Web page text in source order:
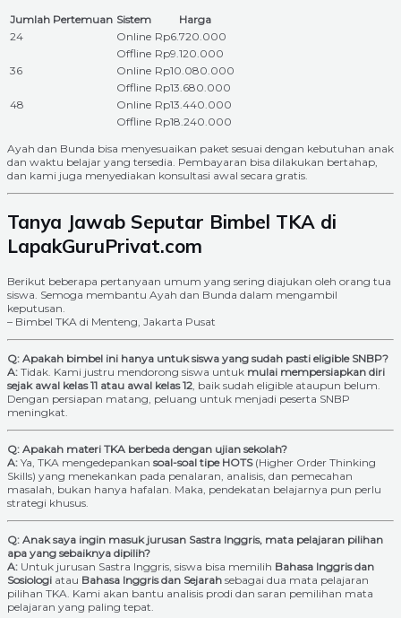
Jumlah Pertemuan Sistem
Harga
24
Online Rp6.720.000
Offline Rp9.120.000
36
Online Rp10.080.000
Offline Rp13.680.000
48
Online Rp13.440.000
Offline Rp18.240.000
Ayah dan Bunda bisa menyesuaikan paket sesuai dengan kebutuhan anak
dan waktu belajar yang tersedia. Pembayaran bisa dilakukan bertahap,
dan kami juga menyediakan konsultasi awal secara gratis.
Tanya Jawab Seputar Bimbel TKA di
LapakGuruPrivat.com
Berikut beberapa pertanyaan umum yang sering diajukan oleh orang tua
siswa. Semoga membantu Ayah dan Bunda dalam mengambil
keputusan.
– Bimbel TKA di Menteng, Jakarta Pusat
Q: Apakah bimbel ini hanya untuk siswa yang sudah pasti eligible SNBP?
A: Tidak. Kami justru mendorong siswa untuk mulai mempersiapkan diri
sejak awal kelas 11 atau awal kelas 12 , baik sudah eligible ataupun belum.
Dengan persiapan matang, peluang untuk menjadi peserta SNBP
meningkat.
Q: Apakah materi TKA berbeda dengan ujian sekolah?
A: Ya, TKA mengedepankan soal-soal tipe HOTS(Higher Order Thinking
Skills) yang menekankan pada penalaran, analisis, dan pemecahan
masalah, bukan hanya hafalan. Maka, pendekatan belajarnya pun perlu
strategi khusus.
Q: Anak saya ingin masuk jurusan Sastra Inggris, mata pelajaran pilihan
apa yang sebaiknya dipilih?
A: Untuk jurusan Sastra Inggris, siswa bisa memilih Bahasa Inggris dan
Sosiologi atau Bahasa Inggris dan Sejarah sebagai dua mata pelajaran
pilihan TKA. Kami akan bantu analisis prodi dan saran pemilihan mata
pelajaran yang paling tepat.